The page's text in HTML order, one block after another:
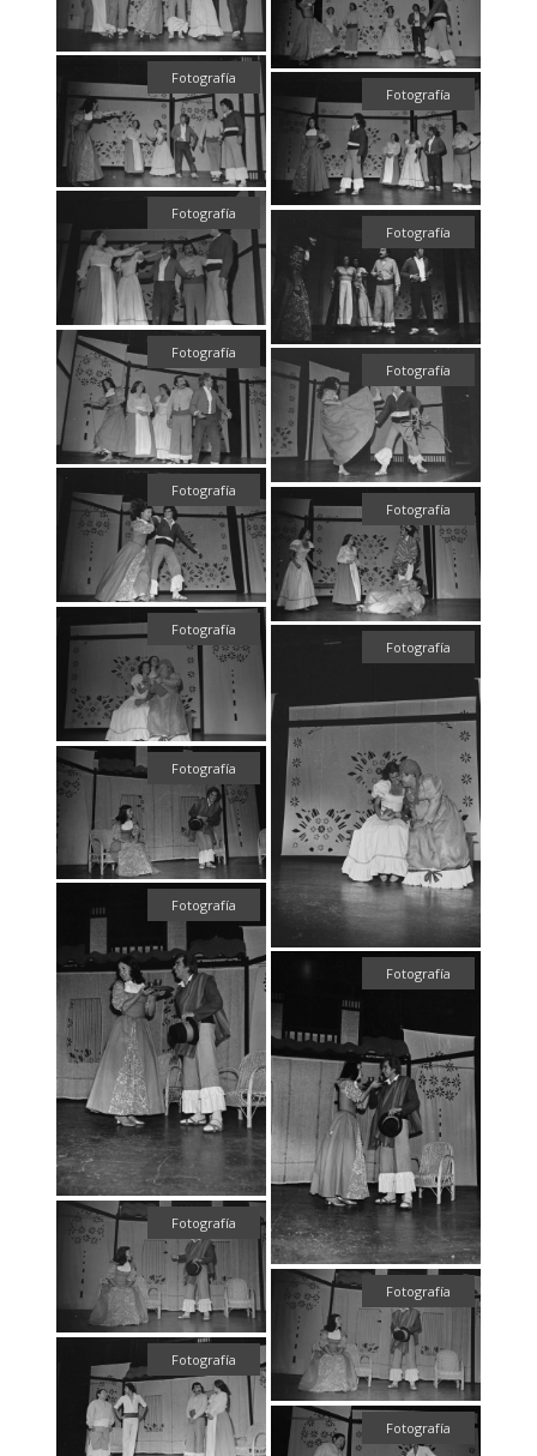
Fotografía
Fotografía
Fotografía
Fotografía
Fotografía
Fotografía
Fotografía
Fotografía
Fotografía
Fotografía
Fotografía
Fotografía
Fotografía
Fotografía
Fotografía
Fotografía
Fotografía